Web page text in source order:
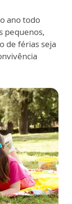
ano todo
pequenos,
de férias seja